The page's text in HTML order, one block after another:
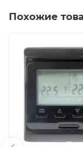
Похожие